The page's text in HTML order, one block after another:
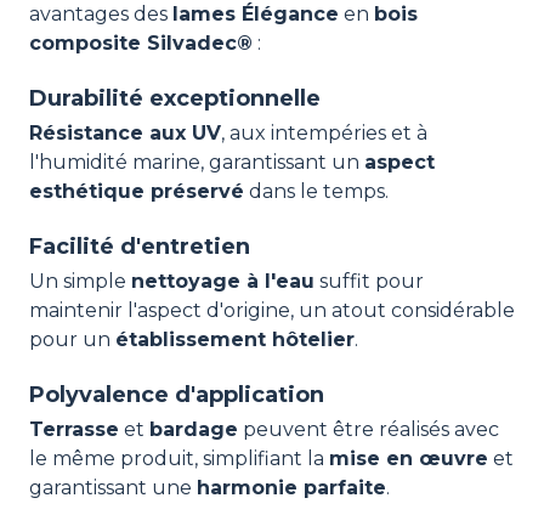
avantages des lames Élégance en bois
composite Silvadec® :
Durabilité exceptionnelle
Résistance aux UV, aux intempéries et à
l'humidité marine, garantissant un aspect
esthétique préservé dans le temps.
Facilité d'entretien
Un simple nettoyage à l'eau suffit pour
maintenir l'aspect d'origine, un atout considérable
pour un établissement hôtelier.
Polyvalence d'application
Terrasse et bardage peuvent être réalisés avec
le même produit, simplifiant la mise en œuvre et
garantissant une harmonie parfaite.